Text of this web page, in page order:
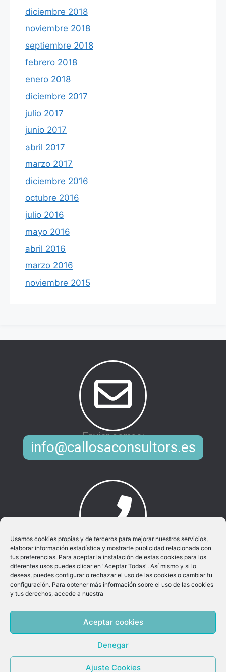
Usamos cookies propias y de terceros para mejorar nuestros servicios,
elaborar información estadística y mostrarte publicidad relacionada con
tus preferencias. Para aceptar la instalación de estas cookies para los
diferentes usos puedes clicar en "Aceptar Todas". Así mismo y si lo
deseas, puedes configurar o rechazar el uso de las cookies o cambiar tu
configuración. Para obtener más información sobre el uso de las cookies
y tus derechos, accede a nuestra
Aceptar cookies
Denegar
Ajuste Cookies
diciembre 2018
noviembre 2018
septiembre 2018
febrero 2018
enero 2018
diciembre 2017
julio 2017
junio 2017
abril 2017
marzo 2017
diciembre 2016
octubre 2016
julio 2016
mayo 2016
abril 2016
marzo 2016
noviembre 2015
Enviar correo:
info@callosaconsultors.es
Llamar al movil:
965 881 096
Callosa Consultors SL © 2026 | Powered by
OptimByte